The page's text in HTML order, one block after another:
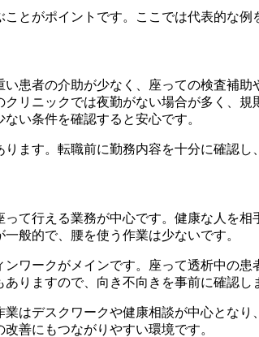
とがポイントです。ここでは代表的な例
患者の介助が少なく、座っての検査補
リニックでは夜勤がない場合が多く、
い条件を確認すると安心です。
ます。転職前に勤務内容を十分に確認
て行える業務が中心です。健康な人を
般的で、腰を使う作業は少ないです。
ワークがメインです。座って透析中の
りますので、向き不向きを事前に確認し
はデスクワークや健康相談が中心とな
善にもつながりやすい環境です。